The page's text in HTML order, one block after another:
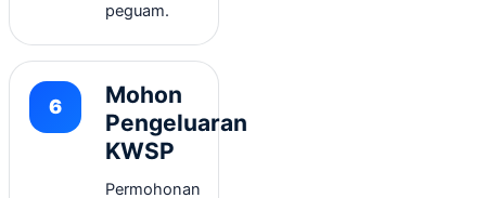
peguam.
Mohon
Pengeluaran
KWSP
Permohonan